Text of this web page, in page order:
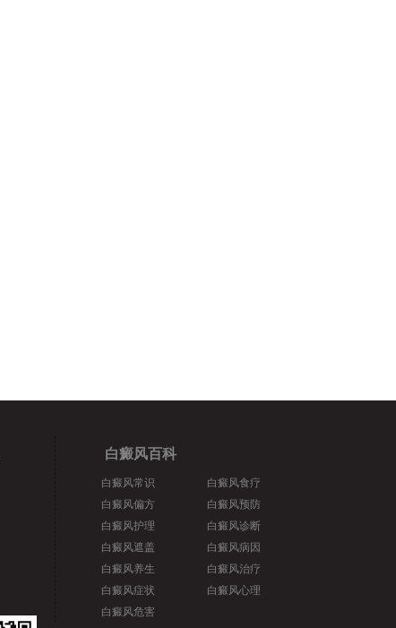
白癜风百科
白癜风常识
白癜风偏方
白癜风护理
白癜风遮盖
白癜风养生
白癜风症状
白癜风危害
白癜风食疗
白癜风预防
白癜风诊断
白癜风病因
白癜风治疗
白癜风心理